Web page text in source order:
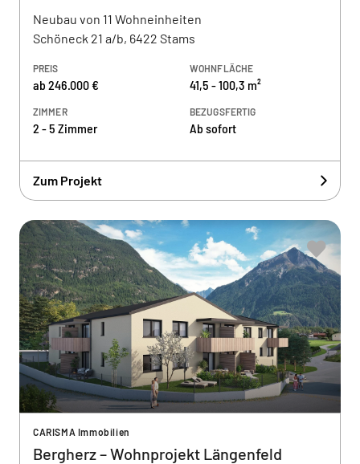
Neubau von 11 Wohneinheiten
Schöneck 21 a/b, 6422 Stams
PREIS
ab 246.000 €
WOHNFLÄCHE
41,5 - 100,3 m²
ZIMMER
2 - 5 Zimmer
BEZUGSFERTIG
Ab sofort
Zum Projekt
CARISMA Immobilien
Bergherz – Wohnprojekt Längenfeld